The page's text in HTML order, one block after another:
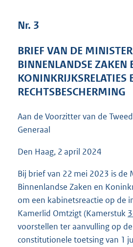
Nr. 3
BRIEF VAN DE
BINNENLANDSE ZAKEN
KONINKRIJKSRELATIES
RECHTSBESCHERMING
Aan de Voorzitter van de
Generaal
Den Haag, 2 april 2024
Bij brief van 22 mei 2023 is de
Binnenlandse Zaken en
om een kabinetsreactie op de
Kamerlid Omtzigt (Kamerstuk
voorstellen ter aanvulling op
constitutionele toetsing van 1